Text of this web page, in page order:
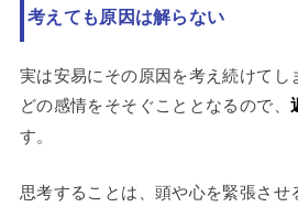
考えても原因は解らない
実は安易にその原因を考え続けてし
どの感情をそそぐこととなるので、
す。
思考することは、頭や心を緊張させ